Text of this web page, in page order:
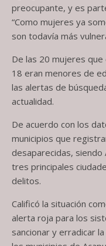
preocupante, y es
“Como mujeres ya
son todavía más
De las 20 mujeres
18 eran menores de
las alertas de
actualidad.
De acuerdo con los
municipios que
desaparecidas, siendo
tres principales
delitos.
Calificó la situación
alerta roja para los
sancionar y erradicar